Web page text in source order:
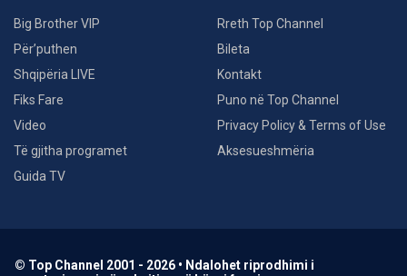
Big Brother VIP
Për’puthen
Shqipëria LIVE
Fiks Fare
Video
Të gjitha programet
Guida TV
Rreth Top Channel
Bileta
Kontakt
Puno në Top Channel
Privacy Policy & Terms of Use
Aksesueshmëria
© Top Channel 2001 - 2026 • Ndalohet riprodhimi i